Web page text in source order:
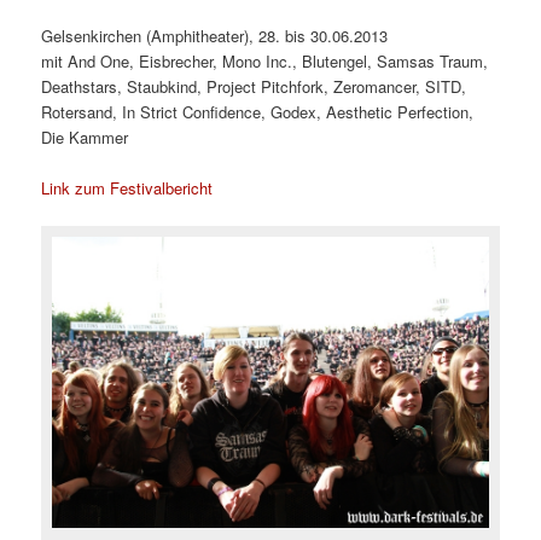
Gelsenkirchen (Amphitheater), 28. bis 30.06.2013
mit And One, Eisbrecher, Mono Inc., Blutengel, Samsas Traum,
Deathstars, Staubkind, Project Pitchfork, Zeromancer, SITD,
Rotersand, In Strict Confidence, Godex, Aesthetic Perfection,
Die Kammer
Link zum Festivalbericht